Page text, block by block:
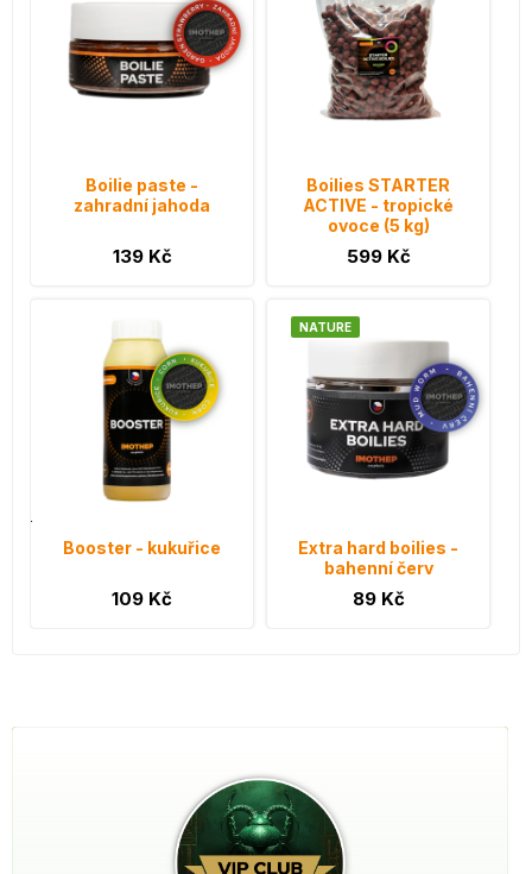
Boilie paste -
zahradní jahoda
139 Kč
Boilies STARTER
ACTIVE - tropické
ovoce (5 kg)
599 Kč
Booster - kukuřice
109 Kč
NATURE
Extra hard boilies -
bahenní červ
89 Kč